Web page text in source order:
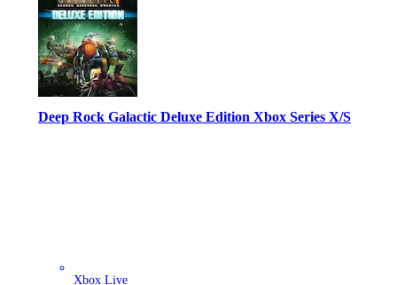
Deep Rock Galactic Deluxe Edition Xbox Series X/S
Xbox Live